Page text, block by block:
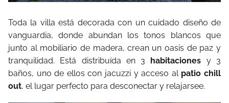
Toda la villa está decorada con un cuidado diseño de
vanguardia, donde abundan los tonos blancos que
junto al mobiliario de madera, crean un oasis de paz y
tranquilidad. Está distribuída en 3 habitaciones y 3
baños, uno de ellos con jacuzzi y acceso al patio chill
out, el lugar perfecto para desconectar y relajarsee.